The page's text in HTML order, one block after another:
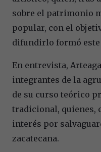
sobre el patrimonio
popular, con el
difundirlo formó
En entrevista,
integrantes de la
de su curso teórico
tradicional, quienes,
interés por
zacatecana.